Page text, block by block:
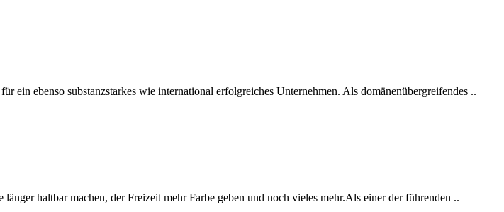
ebenso substanzstarkes wie international erfolgreiches Unternehmen. Als domänenübergreifendes ..
haltbar machen, der Freizeit mehr Farbe geben und noch vieles mehr.Als einer der führenden ..